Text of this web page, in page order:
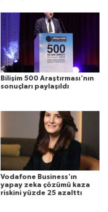
Bilişim 500 Araştırması'nın
sonuçları paylaşıldı
Vodafone Business'ın
yapay zeka çözümü kaza
riskini yüzde 25 azalttı